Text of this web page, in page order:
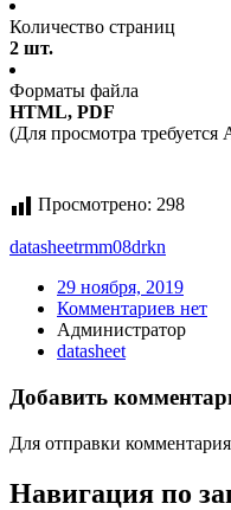
Количество страниц
2 шт.
Форматы файла
HTML, PDF
(Для просмотра требуется
Просмотрено: 298
datasheetrmm08drkn
29 ноября, 2019
Комментариев нет
Администратор
datasheet
Добавить
Для отправки
Навигация по